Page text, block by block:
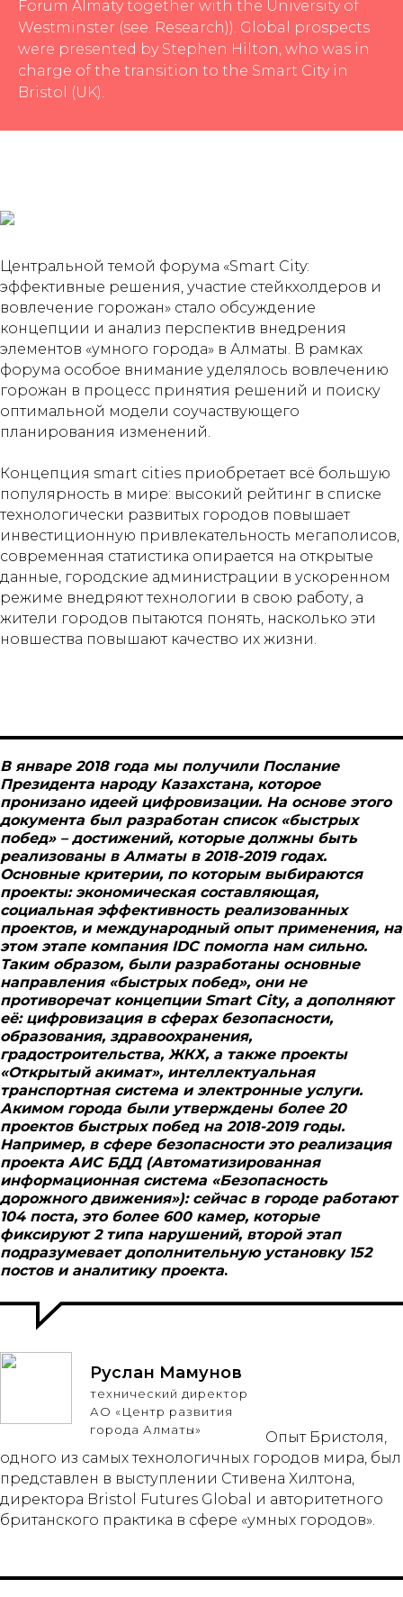
Forum Almaty together with the University of
Westminster (see. Research)). Global prospects
were presented by Stephen Hilton, who was in
charge of the transition to the Smart City in
Bristol (UK).
Центральной темой форума «Smart City:
эффективные решения, участие стейкхолдеров и
вовлечение горожан» стало обсуждение
концепции и анализ перспектив внедрения
элементов «умного города» в Алматы. В рамках
форума особое внимание уделялось вовлечению
горожан в процесс принятия решений и поиску
оптимальной модели соучаствующего
планирования изменений.
Концепция smart cities приобретает всё большую
популярность в мире: высокий рейтинг в списке
технологически развитых городов повышает
инвестиционную привлекательность мегаполисов,
современная статистика опирается на открытые
данные, городские администрации в ускоренном
режиме внедряют технологии в свою работу, а
жители городов пытаются понять, насколько эти
новшества повышают качество их жизни.
В январе 2018 года мы получили Послание
Президента народу Казахстана, которое
пронизано идеей цифровизации. На основе этого
документа был разработан список «быстрых
побед» – достижений, которые должны быть
реализованы в Алматы в 2018-2019 годах.
Основные критерии, по которым выбираются
проекты: экономическая составляющая,
социальная эффективность реализованных
проектов, и международный опыт применения, на
этом этапе компания IDC помогла нам сильно.
Таким образом, были разработаны основные
направления «быстрых побед», они не
противоречат концепции Smart City, а дополняют
её: цифровизация в сферах безопасности,
образования, здравоохранения,
градостроительства, ЖКХ, а также проекты
«Открытый акимат», интеллектуальная
транспортная система и электронные услуги.
Акимом города были утверждены более 20
проектов быстрых побед на 2018-2019 годы.
Например, в сфере безопасности это реализация
проекта АИС БДД (Автоматизированная
информационная система «Безопасность
дорожного движения»): сейчас в городе работают
104 поста, это более 600 камер, которые
фиксируют 2 типа нарушений, второй этап
подразумевает дополнительную установку 152
постов и аналитику проекта.
Руслан Мамунов
технический директор
АО «Центр развития
города Алматы»
Опыт Бристоля,
одного из самых технологичных городов мира, был
представлен в выступлении Стивена Хилтона,
директора Bristol Futures Global и авторитетного
британского практика в сфере «умных городов».